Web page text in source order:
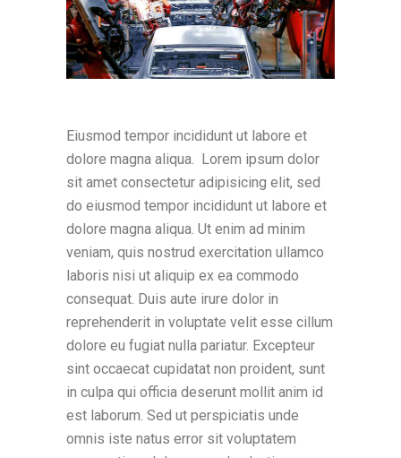
Eiusmod tempor incididunt ut labore et
dolore magna aliqua. Lorem ipsum dolor
sit amet consectetur adipisicing elit, sed
do eiusmod tempor incididunt ut labore et
dolore magna aliqua. Ut enim ad minim
veniam, quis nostrud exercitation ullamco
laboris nisi ut aliquip ex ea commodo
consequat. Duis aute irure dolor in
reprehenderit in voluptate velit esse cillum
dolore eu fugiat nulla pariatur. Excepteur
sint occaecat cupidatat non proident, sunt
in culpa qui officia deserunt mollit anim id
est laborum. Sed ut perspiciatis unde
omnis iste natus error sit voluptatem